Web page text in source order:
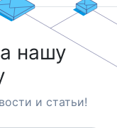
нашу
и статьи!